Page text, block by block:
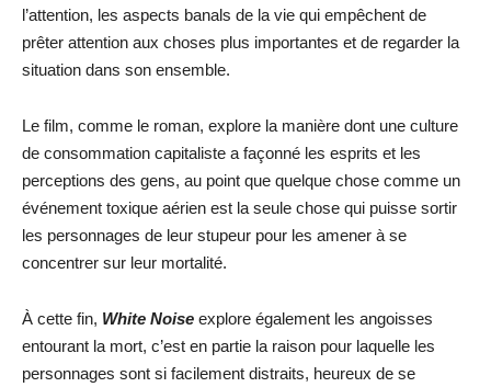
l’attention, les aspects banals de la vie qui empêchent de
prêter attention aux choses plus importantes et de regarder la
situation dans son ensemble.
Le film, comme le roman, explore la manière dont une culture
de consommation capitaliste a façonné les esprits et les
perceptions des gens, au point que quelque chose comme un
événement toxique aérien est la seule chose qui puisse sortir
les personnages de leur stupeur pour les amener à se
concentrer sur leur mortalité.
À cette fin, White Noise explore également les angoisses
entourant la mort, c’est en partie la raison pour laquelle les
personnages sont si facilement distraits, heureux de se